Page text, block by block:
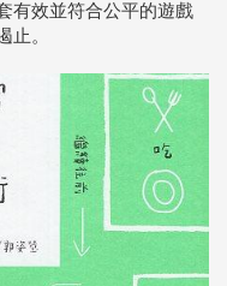
有效並符合公平的遊戲
止。